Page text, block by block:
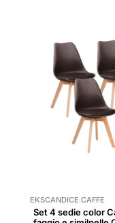
EKSCANDICE.CAFFE
Set 4 sedie color